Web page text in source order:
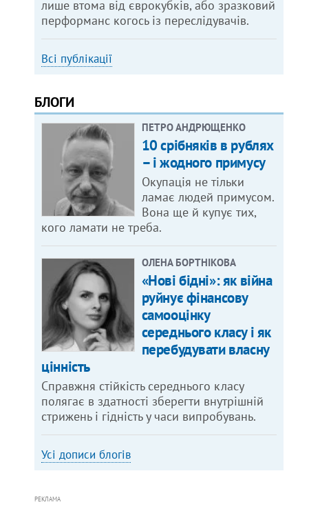
лише втома від єврокубків, або зразковий
перформанс когось із переслідувачів.
Всі публікації
БЛОГИ
ПЕТРО АНДРЮЩЕНКО
10 срібняків в рублях
– і жодного примусу
Окупація не тільки
ламає людей примусом.
Вона ще й купує тих,
кого ламати не треба.
ОЛЕНА БОРТНІКОВА
«Нові бідні»: як війна
руйнує фінансову
самооцінку
середнього класу і як
перебудувати власну
цінність
Справжня стійкість середнього класу
полягає в здатності зберегти внутрішній
стрижень і гідність у часи випробувань.
Усі дописи блогів
РЕКЛАМА